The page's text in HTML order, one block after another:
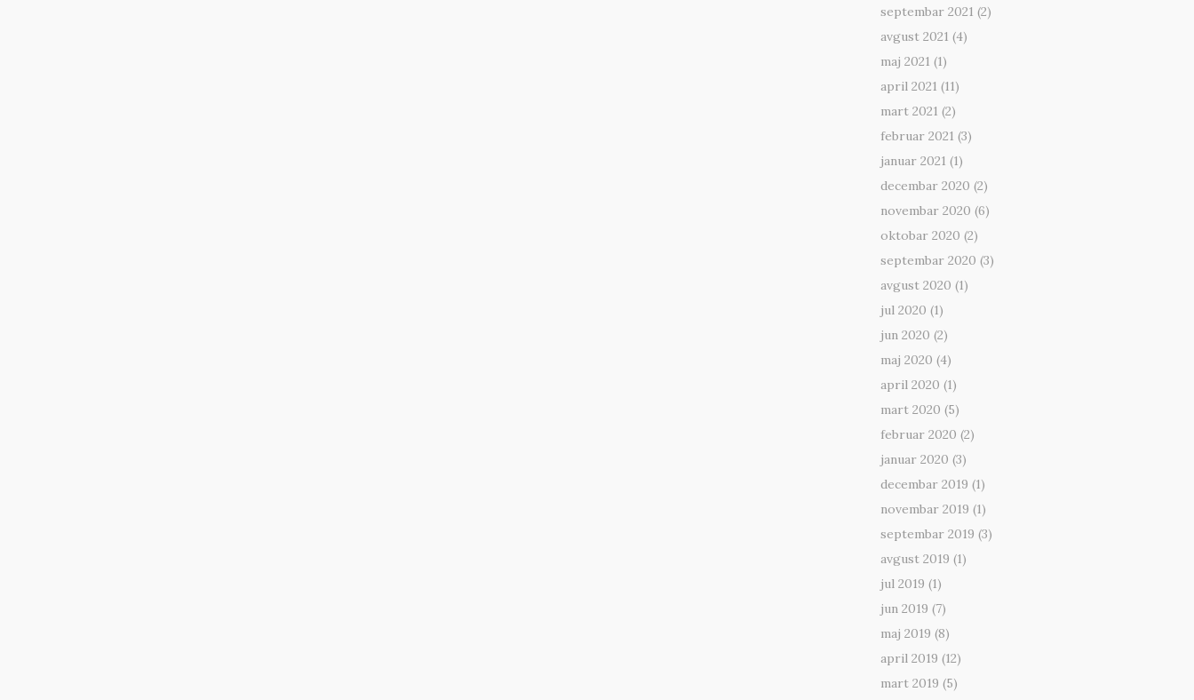
septembar 2021 (2)
avgust 2021 (4)
maj 2021 (1)
april 2021 (11)
mart 2021 (2)
februar 2021 (3)
januar 2021 (1)
decembar 2020 (2)
novembar 2020 (6)
oktobar 2020 (2)
septembar 2020 (3)
avgust 2020 (1)
jul 2020 (1)
jun 2020 (2)
maj 2020 (4)
april 2020 (1)
mart 2020 (5)
februar 2020 (2)
januar 2020 (3)
decembar 2019 (1)
novembar 2019 (1)
septembar 2019 (3)
avgust 2019 (1)
jul 2019 (1)
jun 2019 (7)
maj 2019 (8)
april 2019 (12)
mart 2019 (5)